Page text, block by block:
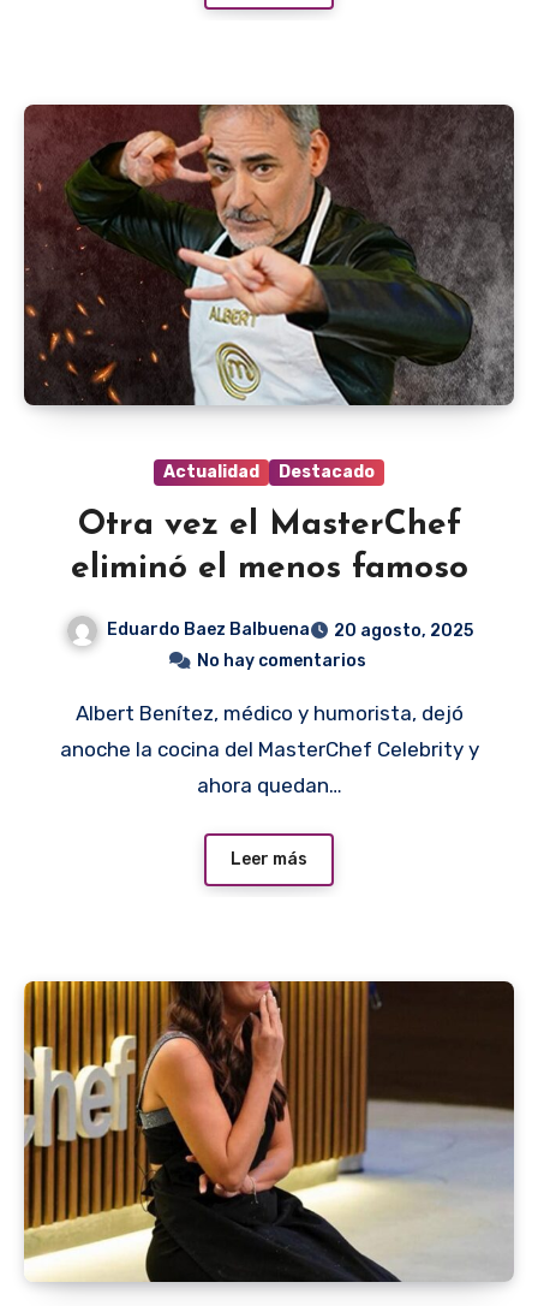
Actualidad Destacado
Otra vez el MasterChef
eliminó el menos famoso
Eduardo Baez Balbuena
20 agosto, 2025
No hay comentarios
Albert Benítez, médico y humorista, dejó
anoche la cocina del MasterChef Celebrity y
ahora quedan…
Leer más